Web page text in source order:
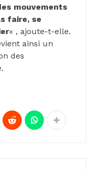
mouvements
faire, se
« , ajoute-t-elle.
ainsi un
des